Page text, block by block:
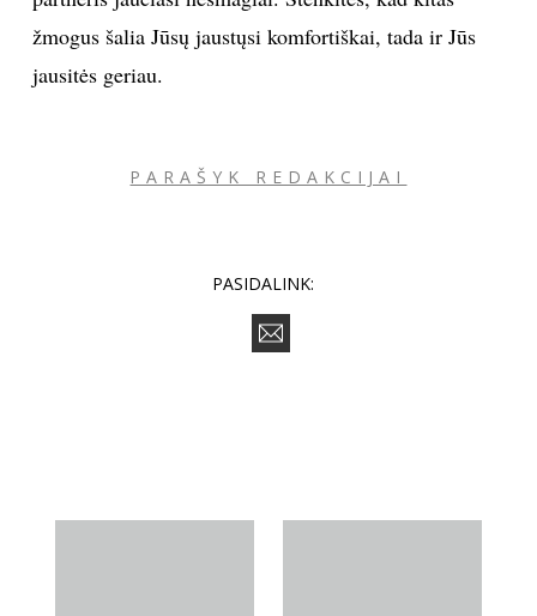
žmogus šalia Jūsų jaustųsi komfortiškai, tada ir Jūs
jausitės geriau.
PARAŠYK REDAKCIJAI
PASIDALINK: